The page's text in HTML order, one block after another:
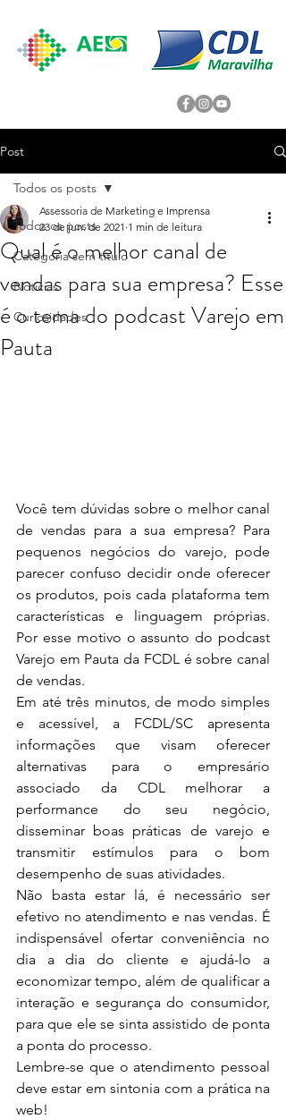
Post
Todos os posts
Categoria sem título
Noticias
Curiosidades
Todos os posts
Qual é o melhor canal de
vendas para sua empresa? Esse
é o tema do podcast Varejo em
Pauta
Assessoria de Marketing e Imprensa
23 de jun. de 2021 1 min de leitura
Você tem dúvidas sobre o melhor canal
de vendas para a sua empresa? Para
pequenos negócios do varejo, pode
parecer confuso decidir onde oferecer
os produtos, pois cada plataforma tem
características e linguagem próprias.
Por esse motivo o assunto do podcast
Varejo em Pauta da FCDL é sobre canal
de vendas.
Em até três minutos, de modo simples
e acessível, a FCDL/SC apresenta
informações que visam oferecer
alternativas para o empresário
associado da CDL melhorar a
performance do seu negócio,
disseminar boas práticas de varejo e
transmitir estímulos para o bom
desempenho de suas atividades.
Não basta estar lá, é necessário ser
efetivo no atendimento e nas vendas. É
indispensável ofertar conveniência no
dia a dia do cliente e ajudá-lo a
economizar tempo, além de qualificar a
interação e segurança do consumidor,
para que ele se sinta assistido de ponta
a ponta do processo.
Lembre-se que o atendimento pessoal
deve estar em sintonia com a prática na
web!